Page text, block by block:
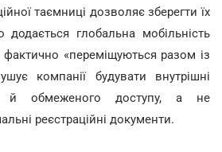
таємниці дозволяє зберегти їх
глобальна мобільність
«переміщуються разом із
компанії будувати внутрішні
й обмеженого доступу, а не
реєстраційні документи.